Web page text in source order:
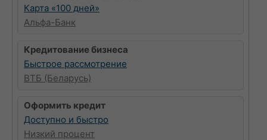
Карта «100 дней»
Альфа-Банк
Кредитование бизнеса
Быстрое рассмотрение
ВТБ (Беларусь)
Оформить кредит
Доступно и быстро
Низкий процент